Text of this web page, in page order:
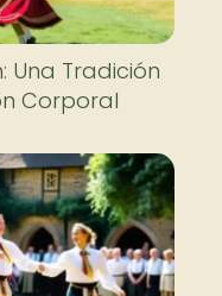
Una Tradición
Corporal